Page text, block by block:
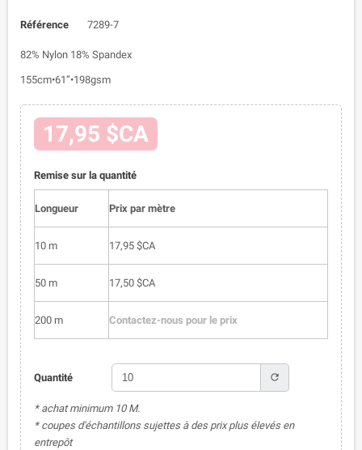
Référence 7289-7
82% Nylon 18% Spandex
155cm•61”•198gsm
17,95 $CA
Remise sur la quantité
Longueur Prix par mètre
10 m 17,95 $CA
50 m 17,50 $CA
200 m Contactez-nous pour le prix
Quantité refresh
* achat minimum 10 M.
* coupes d'échantillons sujettes à des prix plus élevés en
entrepôt